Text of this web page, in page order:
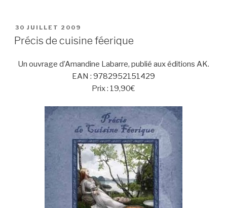
PUBLIÉ
LE
30 JUILLET 2009
Précis de cuisine féerique
Un ouvrage d’Amandine Labarre, publié aux éditions AK.
EAN : 9782952151429
Prix : 19,90€